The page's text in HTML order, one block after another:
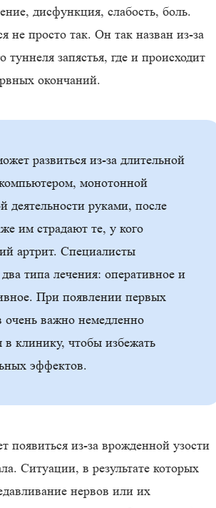
дисфункция, слабость, боль.
не просто так. Он так назван из-за
туннеля запястья, где и происходит
окончаний.
развиться из-за длительной
монотонной
деятельности руками, после
им страдают те, у кого
артрит. Специалисты
типа лечения: оперативное и
При появлении первых
очень важно немедленно
в клинику, чтобы избежать
эффектов.
появиться из-за врожденной узости
Ситуации, в результате которых
нервов или их